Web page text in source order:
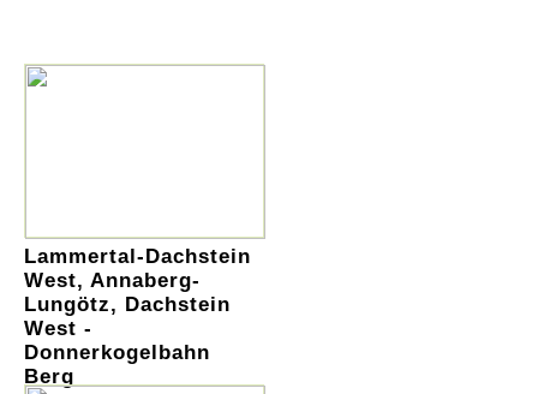
Lammertal-Dachstein
West, Annaberg-
Lungötz, Dachstein
West -
Donnerkogelbahn
Berg